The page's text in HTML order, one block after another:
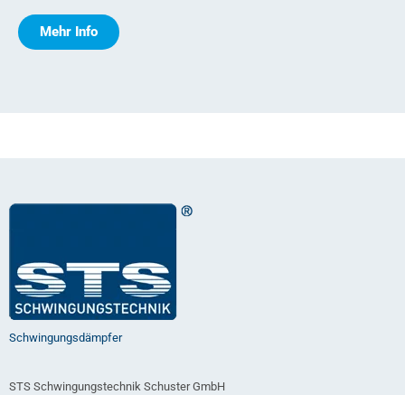
Mehr Info
Schwingungsdämpfer
STS Schwingungstechnik Schuster GmbH